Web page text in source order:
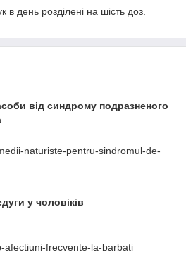
день розділені на шість доз.
від синдрому подразненого
naturiste-pentru-sindromul-de-
у чоловіків
afectiuni-frecvente-la-barbati